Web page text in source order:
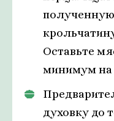
полученную
Оставьте
минимум на
духовку до